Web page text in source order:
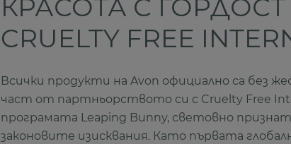
КРАСОТА С
CRUELTY FREE
Всички продукти на Avon официално са без
част от партньорството си с Cruelty Free
програмата Leaping Bunny, световно
законовите изисквания. Като първата